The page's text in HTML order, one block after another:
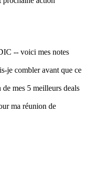
-- voici mes notes
je combler avant que ce
mes 5 meilleurs deals
ma réunion de